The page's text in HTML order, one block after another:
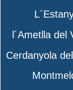
l´Ametlla del
Cerdanyola